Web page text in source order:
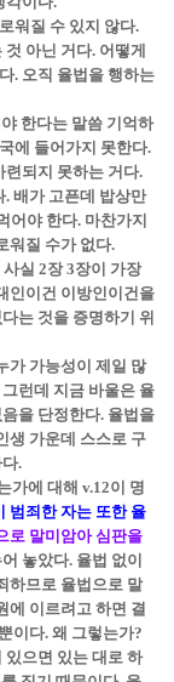
워질 수 있지 않다.
아닌 거다. 어떻게
. 오직 율법을 행하는
한다는 말씀 기억하
에 들어가지 못한다.
련되지 못하는 거다.
배가 고픈데 밥상만
어야 한다. 마찬가지
워질 수가 없다.
실 2장 3장이 가장
인이건 이방인이건을
는 것을 증명하기 위
가 가능성이 제일 많
런데 지금 바울은 율
을 단정한다. 율법을
생 가운데 스스로 구
.
가에 대해 v.12이 명
범죄한 자는 또한 율
로 말미암아 심판을
놓았다. 율법 없이
하므로 율법으로 말
에 이르려고 하면 결
이다. 왜 그렇는가?
있으면 있는 대로 하